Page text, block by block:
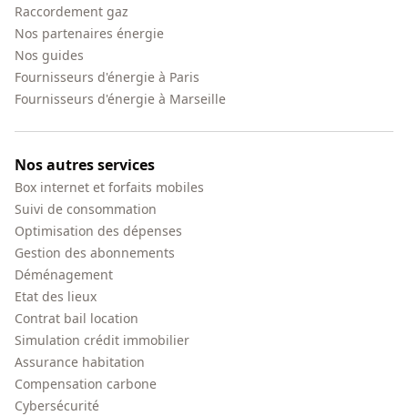
Raccordement gaz
Nos partenaires énergie
Nos guides
Fournisseurs d'énergie à Paris
Fournisseurs d'énergie à Marseille
Nos autres services
Box internet et forfaits mobiles
Suivi de consommation
Optimisation des dépenses
Gestion des abonnements
Déménagement
Etat des lieux
Contrat bail location
Simulation crédit immobilier
Assurance habitation
Compensation carbone
Cybersécurité